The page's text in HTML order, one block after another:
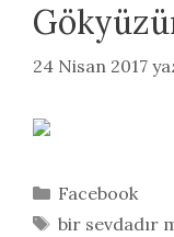
24 Nisan 2017
Kategoriler
Facebook
Etiketler
bir sevdadır